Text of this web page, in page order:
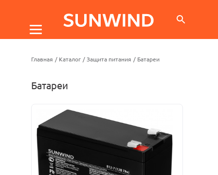
Главная / Каталог / Защита питания / Батареи
Батареи